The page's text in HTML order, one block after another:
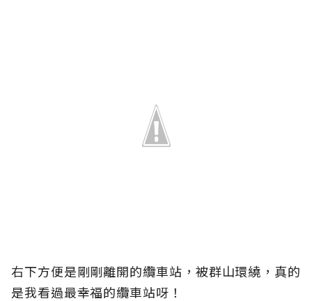
右下方便是剛剛離開的纜車站，被群山環繞，真的
是我看過最幸福的纜車站呀！